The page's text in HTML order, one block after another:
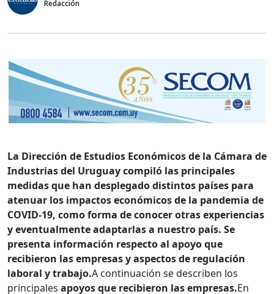
Redacción
La Dirección de Estudios Económicos de la Cámara de
Industrias del Uruguay compiló las principales
medidas que han desplegado distintos países para
atenuar los impactos económicos de la pandemia de
COVID-19, como forma de conocer otras experiencias
y eventualmente adaptarlas a nuestro país. Se
presenta información respecto al apoyo que
recibieron las empresas y aspectos de regulación
laboral y trabajo.A continuación se describen los
principales apoyos que recibieron las empresas.En